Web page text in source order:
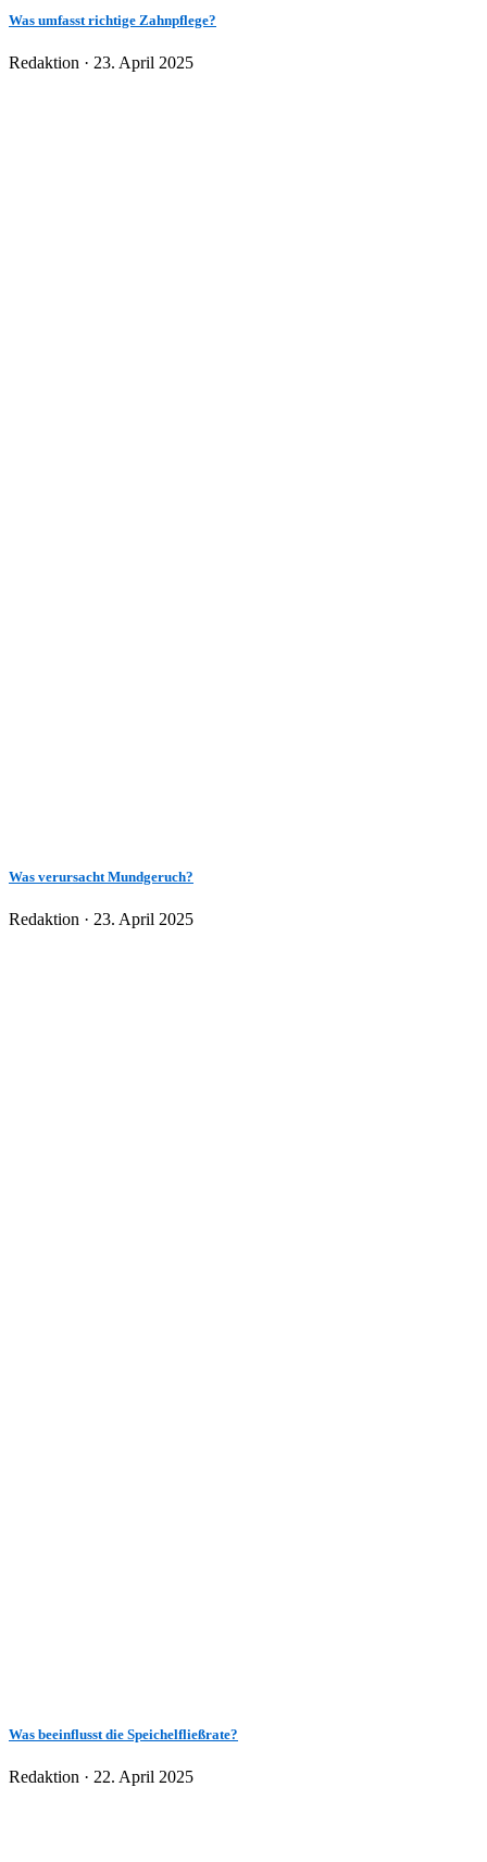
Was umfasst richtige Zahnpflege?
Redaktion · Veröffentlicht
23. April 2025
Was verursacht Mundgeruch?
Redaktion · Veröffentlicht
23. April 2025
Was beeinflusst die Speichelfließrate?
Redaktion · Veröffentlicht
22. April 2025